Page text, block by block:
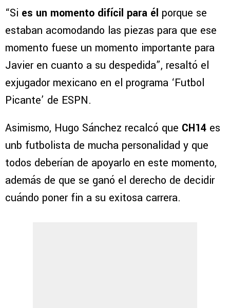
“Si es un momento difícil para él porque se
estaban acomodando las piezas para que ese
momento fuese un momento importante para
Javier en cuanto a su despedida”, resaltó el
exjugador mexicano en el programa ‘Futbol
Picante’ de ESPN.
Asimismo, Hugo Sánchez recalcó que CH14 es
unb futbolista de mucha personalidad y que
todos deberían de apoyarlo en este momento,
además de que se ganó el derecho de decidir
cuándo poner fin a su exitosa carrera.